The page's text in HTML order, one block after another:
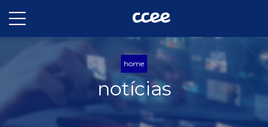
home
notícias